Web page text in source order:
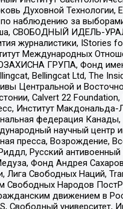
Духовной Технологии,
по наблюдению за
СВОБОДНЫЙ ИДЕЛЬ-
журналистики, IStories
Международных
ГРУПА, Фонд
Bellingcat Ltd, The
Центральной и
Calvert 22 Foundation,
Институт Макдональда-
федерация Канады,
научный центр
пресса, Возрождение,
Русский антивоенный
Фонд Андрея
Лига Свободных Наций,
Свободных Народов
движением в
Свободный университет,